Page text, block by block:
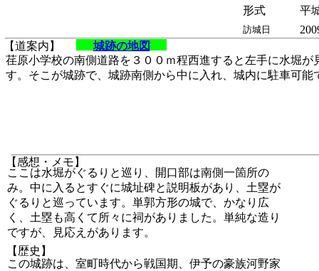
城跡の地図
この城跡は、室町時代から戦国期、伊予の豪族河野家
形式
平
訪城日
【歴史】
ここは水堀がぐるりと巡り、開口部は南側一箇所の
み。中に入るとすぐに城址碑と説明板があり、土塁が
ぐるりと巡っています。単郭方形の城で、かなり広
く、土塁も高くて所々に祠がありました。単純な造り
ですが、見応えがあります。
【感想・メモ】
【道案内】
荏原小学校の南側道路を３００ｍ程西進すると左手に水堀が
す。そこが城跡で、城跡南側から中に入れ、城内に駐車可能